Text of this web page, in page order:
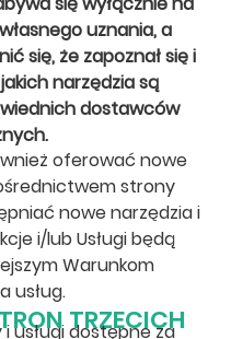
uznania, a
się, że zapoznał się i
narzędzia są
dostawców
oferować nowe
strony
nowe narzędzia i
i/lub Usługi będą
Warunkom
usług.
TRZECICH
usługi dostępne za